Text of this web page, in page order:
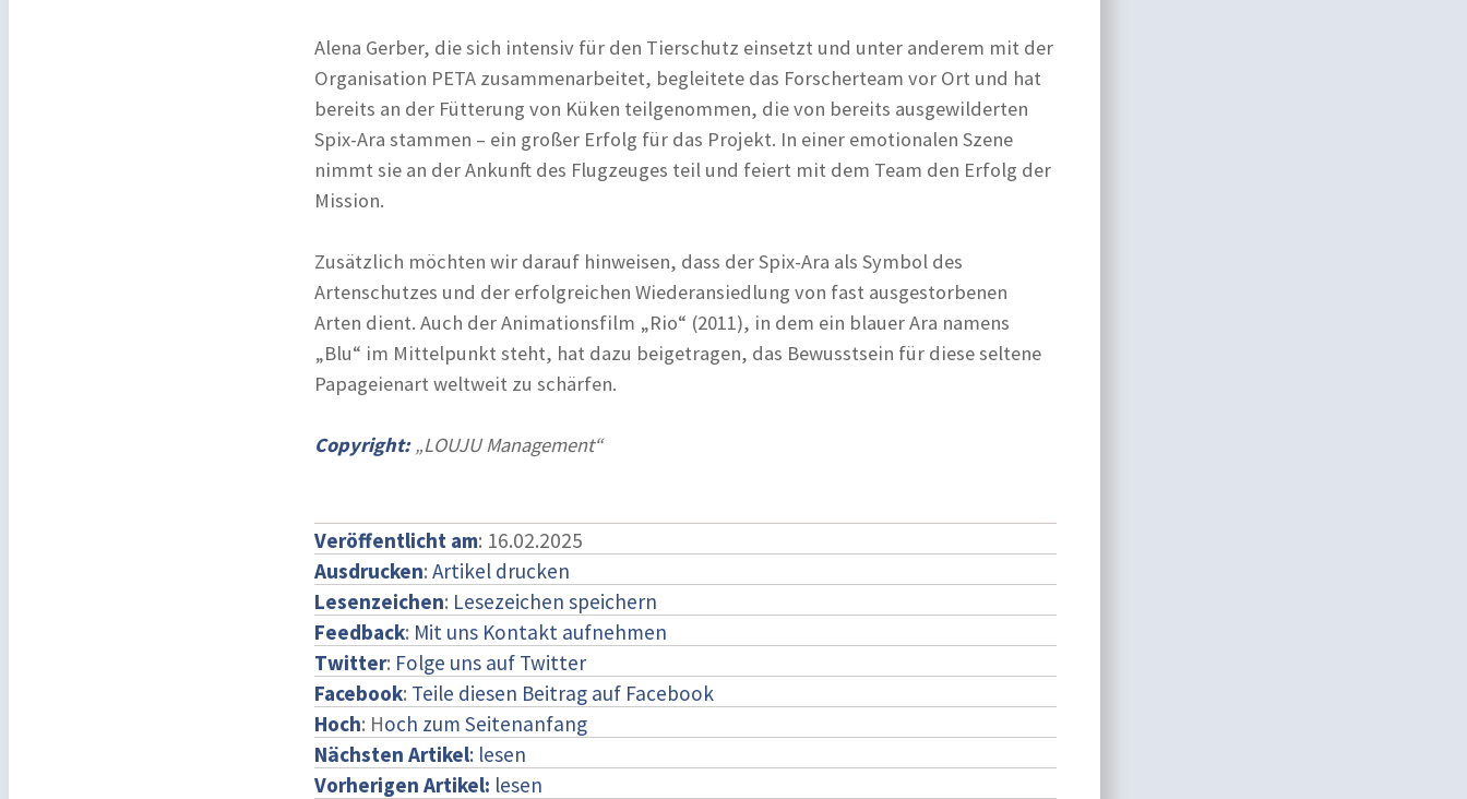
Alena Gerber, die sich intensiv für den Tierschutz einsetzt und unter anderem mit der
Organisation PETA zusammenarbeitet, begleitete das Forscherteam vor Ort und hat
bereits an der Fütterung von Küken teilgenommen, die von bereits ausgewilderten
Spix-Ara stammen – ein großer Erfolg für das Projekt. In einer emotionalen Szene
nimmt sie an der Ankunft des Flugzeuges teil und feiert mit dem Team den Erfolg der
Mission.
Zusätzlich möchten wir darauf hinweisen, dass der Spix-Ara als Symbol des
Artenschutzes und der erfolgreichen Wiederansiedlung von fast ausgestorbenen
Arten dient. Auch der Animationsfilm „Rio“ (2011), in dem ein blauer Ara namens
„Blu“ im Mittelpunkt steht, hat dazu beigetragen, das Bewusstsein für diese seltene
Papageienart weltweit zu schärfen.
Copyright:„LOUJU Management“
Veröffentlicht am: 16.02.2025
Ausdrucken: Artikel drucken
Lesenzeichen: Lesezeichen speichern
Feedback: Mit uns Kontakt aufnehmen
Twitter: Folge uns auf Twitter
Facebook: Teile diesen Beitrag auf Facebook
Hoch: Hoch zum Seitenanfang
Nächsten Artikel: lesen
Vorherigen Artikel: lesen